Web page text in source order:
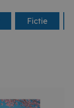
Fictie